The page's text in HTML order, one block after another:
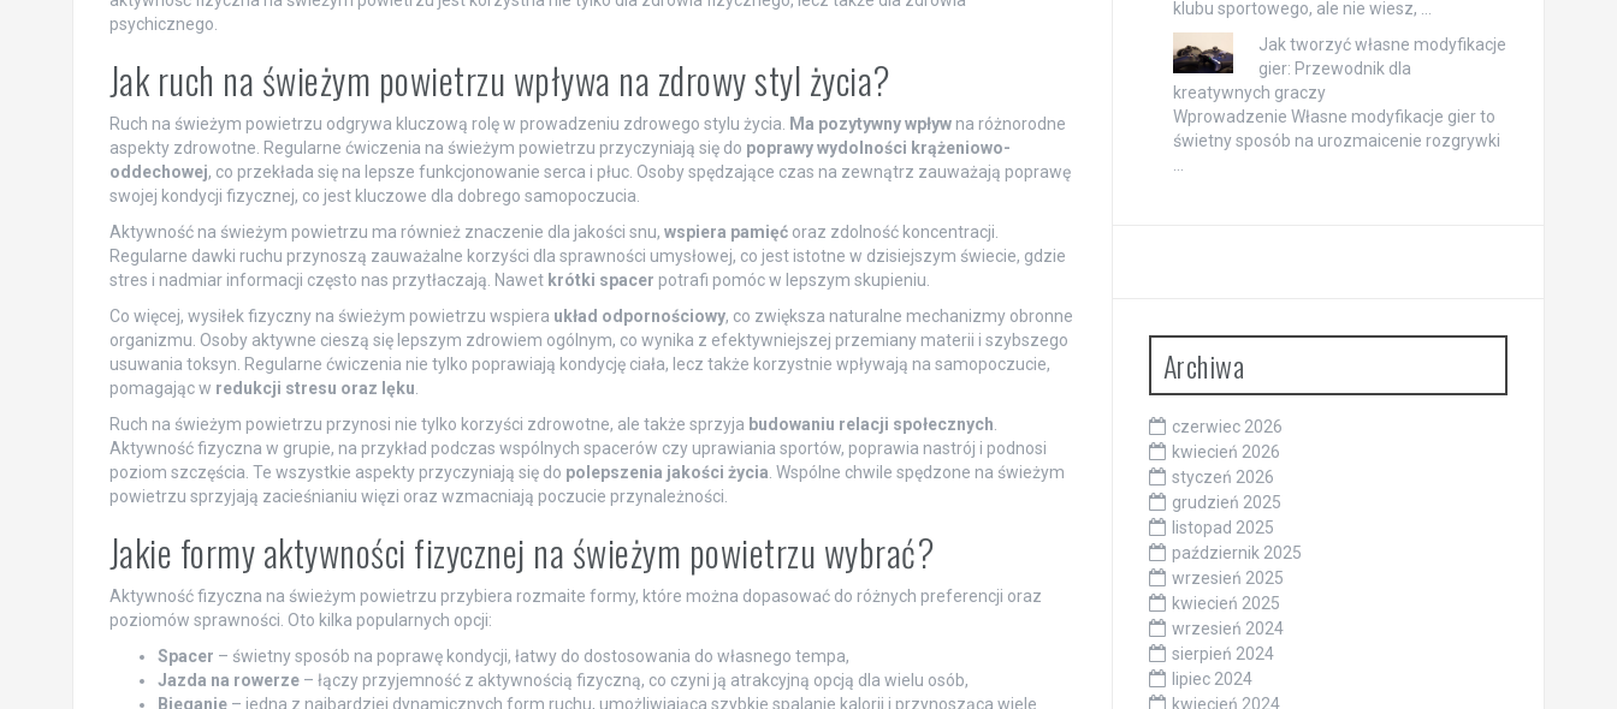
psychicznego.
Jak ruch na świeżym powietrzu wpływa na zdrowy styl życia?
Ruch na świeżym powietrzu odgrywa kluczową rolę w prowadzeniu zdrowego stylu życia. Ma pozytywny wpływna różnorodne
aspekty zdrowotne. Regularne ćwiczenia na świeżym powietrzu przyczyniają się do poprawy wydolności krążeniowo-
oddechowej, co przekłada się na lepsze funkcjonowanie serca i płuc. Osoby spędzające czas na zewnątrz zauważają poprawę
swojej kondycji fizycznej, co jest kluczowe dla dobrego samopoczucia.
Aktywność na świeżym powietrzu ma również znaczenie dla jakości snu, wspiera pamięćoraz zdolność koncentracji.
Regularne dawki ruchu przynoszą zauważalne korzyści dla sprawności umysłowej, co jest istotne w dzisiejszym świecie, gdzie
stres i nadmiar informacji często nas przytłaczają. Nawet krótki spacer potrafi pomóc w lepszym skupieniu.
Co więcej, wysiłek fizyczny na świeżym powietrzu wspiera układ odpornościowy, co zwiększa naturalne mechanizmy obronne
organizmu. Osoby aktywne cieszą się lepszym zdrowiem ogólnym, co wynika z efektywniejszej przemiany materii i szybszego
usuwania toksyn. Regularne ćwiczenia nie tylko poprawiają kondycję ciała, lecz także korzystnie wpływają na samopoczucie,
pomagając w redukcji stresu oraz lęku.
Ruch na świeżym powietrzu przynosi nie tylko korzyści zdrowotne, ale także sprzyja budowaniu relacji społecznych.
Aktywność fizyczna w grupie, na przykład podczas wspólnych spacerów czy uprawiania sportów, poprawia nastrój i podnosi
poziom szczęścia. Te wszystkie aspekty przyczyniają się do polepszenia jakości życia. Wspólne chwile spędzone na świeżym
powietrzu sprzyjają zacieśnianiu więzi oraz wzmacniają poczucie przynależności.
Jakie formy aktywności fizycznej na świeżym powietrzu wybrać?
Aktywność fizyczna na świeżym powietrzu przybiera rozmaite formy, które można dopasować do różnych preferencji oraz
poziomów sprawności. Oto kilka popularnych opcji:
Spacer – świetny sposób na poprawę kondycji, łatwy do dostosowania do własnego tempa,
Jazda na rowerze– łączy przyjemność z aktywnością fizyczną, co czyni ją atrakcyjną opcją dla wielu osób,
Bieganie– jedna z najbardziej dynamicznych form ruchu, umożliwiająca szybkie spalanie kalorii i przynosząca wiele
klubu sportowego, ale nie wiesz, …
Jak tworzyć własne modyfikacje
gier: Przewodnik dla
kreatywnych graczy
Wprowadzenie Własne modyfikacje gier to
świetny sposób na urozmaicenie rozgrywki
…
Archiwa
czerwiec 2026
kwiecień 2026
styczeń 2026
grudzień 2025
listopad 2025
październik 2025
wrzesień 2025
kwiecień 2025
wrzesień 2024
sierpień 2024
lipiec 2024
kwiecień 2024